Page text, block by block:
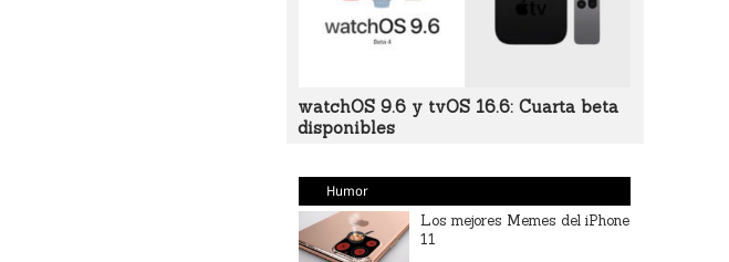
watchOS 9.6 y tvOS 16.6: Cuarta beta
disponibles
Humor
Los mejores Memes del iPhone
11